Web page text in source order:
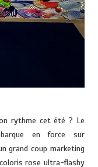
rythme cet été ? Le
en force sur
grand coup marketing
rose ultra-flashy